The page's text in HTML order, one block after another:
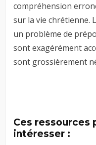
compréhension
sur la vie chrétienne.
un problème de
sont exagérément
sont grossièrement
Ces ressources
intéresser :